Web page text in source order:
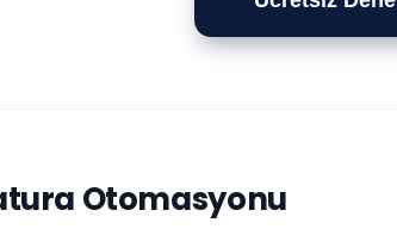
Otomasyonu